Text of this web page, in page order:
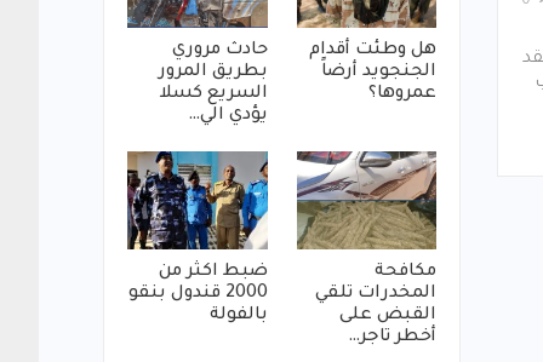
هل وطئت أقدام
الجنجويد أرضاً
عمروها؟
حادث مروري
بطريق المرور
السريع كسلا
يؤدي الي…
مكافحة
المخدرات تلقي
القبض على
أخطر تاجر…
ضبط اكثر من
2000 قندول بنقو
بالفولة